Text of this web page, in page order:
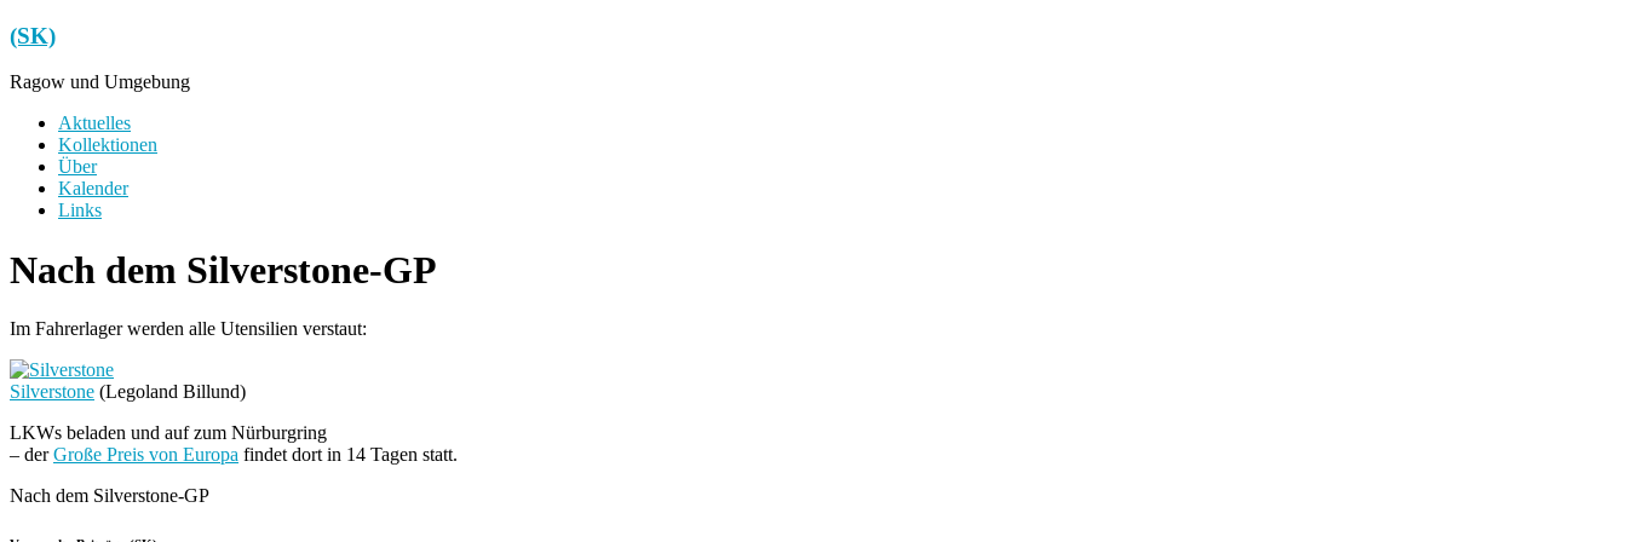
Zum
Inhalt
springen
(SK)
Ragow und Umgebung
Menü
Aktuelles
Kollektionen
Über
Kalender
Links
Nach dem Silverstone-GP
Im Fahrerlager werden alle Utensilien verstaut:
Silverstone (Legoland Billund)
LKWs beladen und auf zum Nürburgring
– derGroße Preis von Europa findet dort in 14 Tagen statt.
Nach dem Silverstone-GP